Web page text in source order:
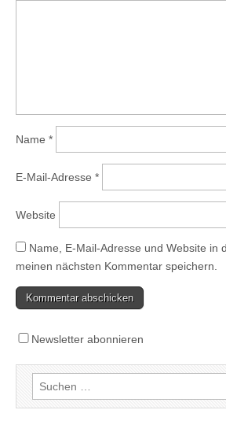
Name *
E-Mail-Adresse *
Website
Name, E-Mail-Adresse und Website in
meinen nächsten Kommentar speichern.
Newsletter abonnieren
Suchen
nach: